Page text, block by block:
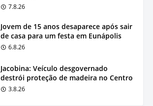
7.8.26
Jovem de 15 anos desaparece após sair
de casa para um festa em Eunápolis
6.8.26
Jacobina: Veículo desgovernado
destrói proteção de madeira no Centro
3.8.26